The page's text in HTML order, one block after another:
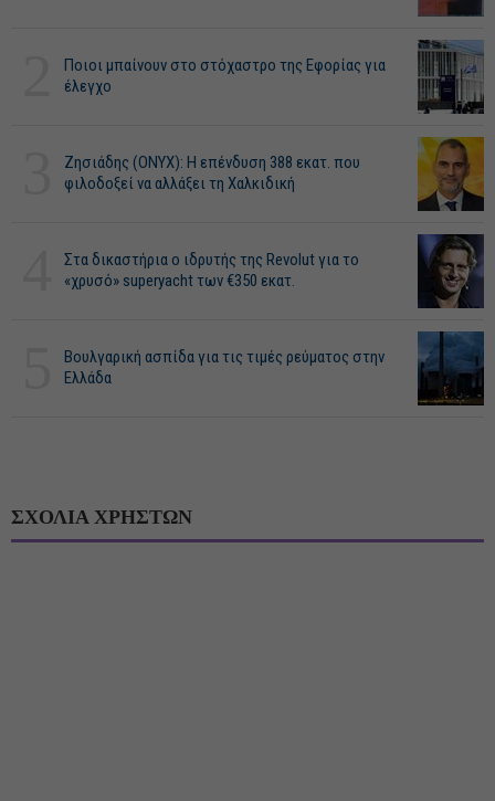
Ποιοι μπαίνουν στο στόχαστρο της Εφορίας για
έλεγχο
Ζησιάδης (ONYX): Η επένδυση 388 εκατ. που
φιλοδοξεί να αλλάξει τη Χαλκιδική
Στα δικαστήρια ο ιδρυτής της Revolut για το
«χρυσό» superyacht των €350 εκατ.
Βουλγαρική ασπίδα για τις τιμές ρεύματος στην
Ελλάδα
ΣΧΟΛΙΑ ΧΡΗΣΤΩΝ